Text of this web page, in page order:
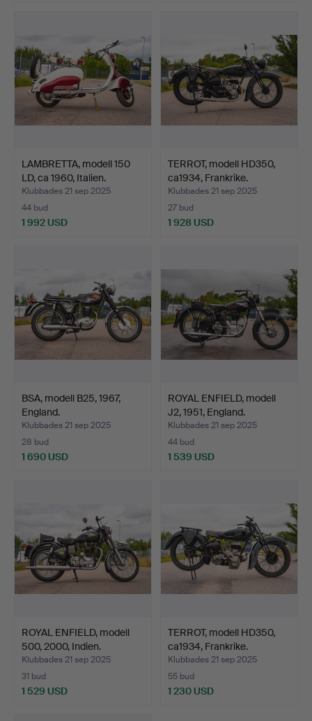
LAMBRETTA, modell 150
LD, ca 1960, Italien.
Klubbades 21 sep 2025
44 bud
1 992 USD
TERROT, modell HD350,
ca1934, Frankrike.
Klubbades 21 sep 2025
27 bud
1 928 USD
BSA, modell B25, 1967,
England.
Klubbades 21 sep 2025
28 bud
1 690 USD
ROYAL ENFIELD, modell
J2, 1951, England.
Klubbades 21 sep 2025
44 bud
1 539 USD
ROYAL ENFIELD, modell
500, 2000, Indien.
Klubbades 21 sep 2025
31 bud
1 529 USD
TERROT, modell HD350,
ca1934, Frankrike.
Klubbades 21 sep 2025
55 bud
1 230 USD